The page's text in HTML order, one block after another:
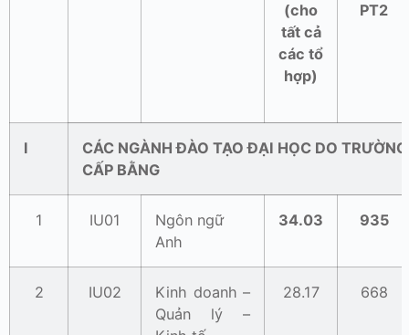
(cho
tất cả
các tổ
hợp)
PT2
I
CÁC NGÀNH ĐÀO TẠO ĐẠI HỌC DO
CẤP BẰNG
1 IU01
Ngôn ngữ
Anh
34.03 935
2 IU02
Kinh doanh –
Quản lý –
28.17 668